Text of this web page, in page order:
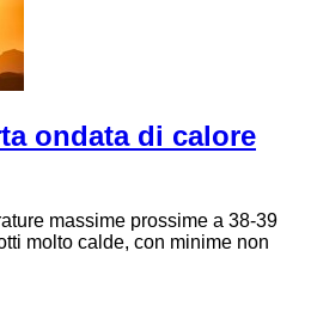
ondata di calore
massime prossime a 38-39
molto calde, con minime non